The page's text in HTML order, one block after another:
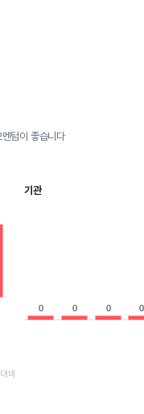
텀이 좋습니다
비
기관
0
0 0
0 0
0 0
0